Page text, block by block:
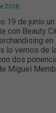
2018
19 de junio
con Beauty
en
lo vemos de
dos
Miguel